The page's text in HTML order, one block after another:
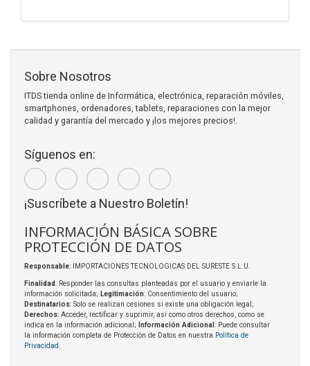
Sobre Nosotros
ITDS tienda online de Informática, electrónica, reparación móviles,
smartphones, ordenadores, tablets, reparaciones con la mejor
calidad y garantía del mercado y ¡los mejores precios!.
Síguenos en:
¡Suscríbete a Nuestro Boletín!
INFORMACIÓN BÁSICA SOBRE
PROTECCIÓN DE DATOS
Responsable: IMPORTACIONES TECNOLOGICAS DEL SURESTE S.L.U.
Finalidad: Responder las consultas planteadas por el usuario y enviarle la
información solicitada; Legitimación: Consentimiento del usuario;
Destinatarios: Solo se realizan cesiones si existe una obligación legal;
Derechos: Acceder, rectificar y suprimir, así como otros derechos, como se
indica en la información adicional;
Información Adicional : Puede consultar
la información completa de Protección de Datos en nuestra Política de
Privacidad